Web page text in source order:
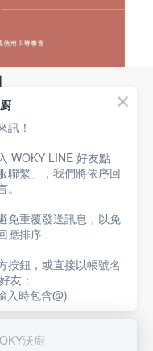
分機9
訊！
WOKY LINE 好友點
聯繫」，我們將依序回
免重覆發送訊息，以免
應排序
按鈕，或直接以帳號名
友：
入時包含@)
沃廚